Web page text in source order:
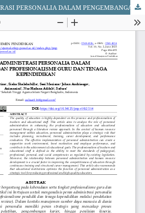
PERAN ADMINISTRASI PERSONALIA DALAM PENGEMBANGAN PROFESIONALISME GURU DAN TENAGA KEPENDIDIKAN